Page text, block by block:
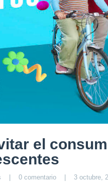
el
0 comentario 3 octubre,